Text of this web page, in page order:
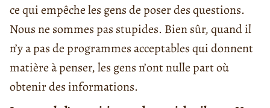
ce qui empêche les gens de poser des questions.
Nous ne sommes pas stupides. Bien sûr, quand il
n’y a pas de programmes acceptables qui donnent
matière à penser, les gens n’ont nulle part où
obtenir des informations.